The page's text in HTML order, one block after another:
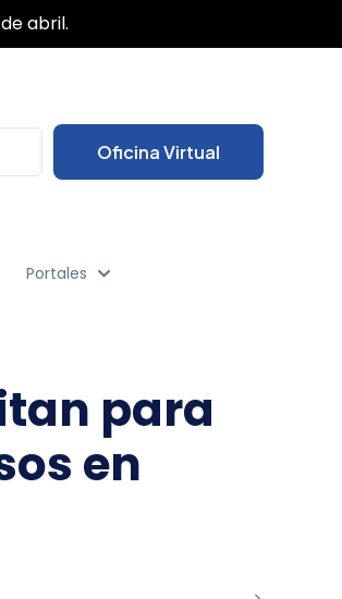
cualquier lugar.
Oficina Virtual
Portales
para
en